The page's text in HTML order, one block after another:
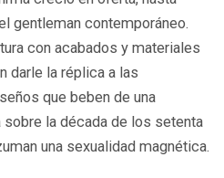
gentleman contemporáneo.
con acabados y materiales
darle la réplica a las
que beben de una
la década de los setenta
una sexualidad magnética.